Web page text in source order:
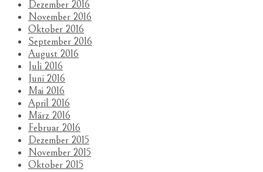
Dezember 2016
November 2016
Oktober 2016
September 2016
August 2016
Juli 2016
Juni 2016
Mai 2016
April 2016
März 2016
Februar 2016
Dezember 2015
November 2015
Oktober 2015